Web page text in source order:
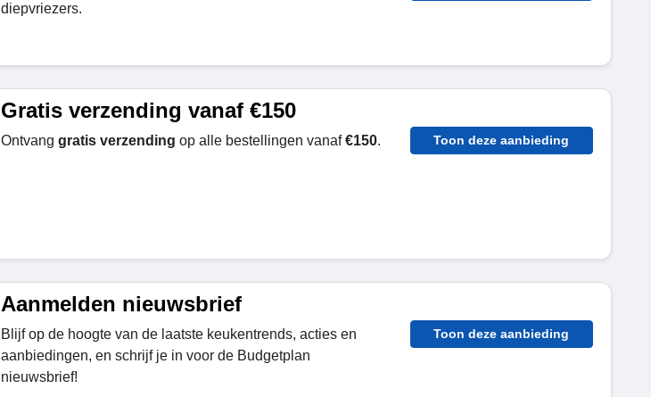
diepvriezers.
Gratis verzending vanaf €150
Ontvang gratis verzending op alle bestellingen vanaf€150. Toon deze aanbieding
Aanmelden nieuwsbrief
Blijf op de hoogte van de laatste keukentrends, acties en
aanbiedingen, en schrijf je in voor de Budgetplan
nieuwsbrief!
Toon deze aanbieding